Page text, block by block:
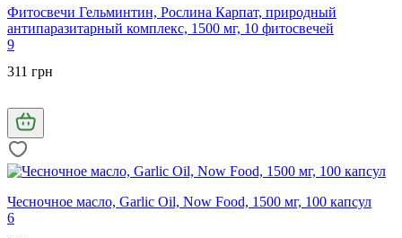
Фитосвечи Гельминтин, Рослина Карпат, природный
антипаразитарный комплекс, 1500 мг, 10 фитосвечей
9
311 грн
Чесночное масло, Garlic Oil, Now Food, 1500 мг, 100 капсул
6